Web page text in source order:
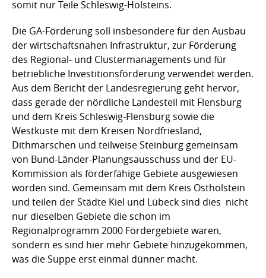
somit nur Teile Schleswig-Holsteins.
Die GA-Förderung soll insbesondere für den Ausbau
der wirtschaftsnahen Infrastruktur, zur Förderung
des Regional- und Clustermanagements und für
betriebliche Investitionsförderung verwendet werden.
Aus dem Bericht der Landesregierung geht hervor,
dass gerade der nördliche Landesteil mit Flensburg
und dem Kreis Schleswig-Flensburg sowie die
Westküste mit dem Kreisen Nordfriesland,
Dithmarschen und teilweise Steinburg gemeinsam
von Bund-Länder-Planungsausschuss und der EU-
Kommission als förderfähige Gebiete ausgewiesen
worden sind. Gemeinsam mit dem Kreis Ostholstein
und teilen der Städte Kiel und Lübeck sind dies nicht
nur dieselben Gebiete die schon im
Regionalprogramm 2000 Fördergebiete waren,
sondern es sind hier mehr Gebiete hinzugekommen,
was die Suppe erst einmal dünner macht.